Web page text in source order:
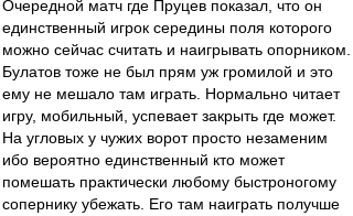
Очередной матч где Пруцев показал, что он
единственный игрок середины поля которого
можно сейчас считать и наигрывать опорником.
Булатов тоже не был прям уж громилой и это
ему не мешало там играть. Нормально читает
игру, мобильный, успевает закрыть где может.
На угловых у чужих ворот просто незаменим
ибо вероятно единственный кто может
помешать практически любому быстроногому
сопернику убежать. Его там наиграть получше